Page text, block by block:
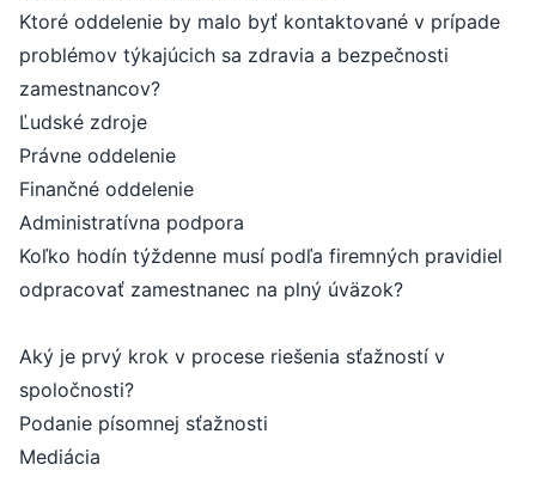
Ktoré oddelenie by malo byť kontaktované v prípade
problémov týkajúcich sa zdravia a bezpečnosti
zamestnancov?
Ľudské zdroje
Právne oddelenie
Finančné oddelenie
Administratívna podpora
Koľko hodín týždenne musí podľa firemných pravidiel
odpracovať zamestnanec na plný úväzok?
Aký je prvý krok v procese riešenia sťažností v
spoločnosti?
Podanie písomnej sťažnosti
Mediácia